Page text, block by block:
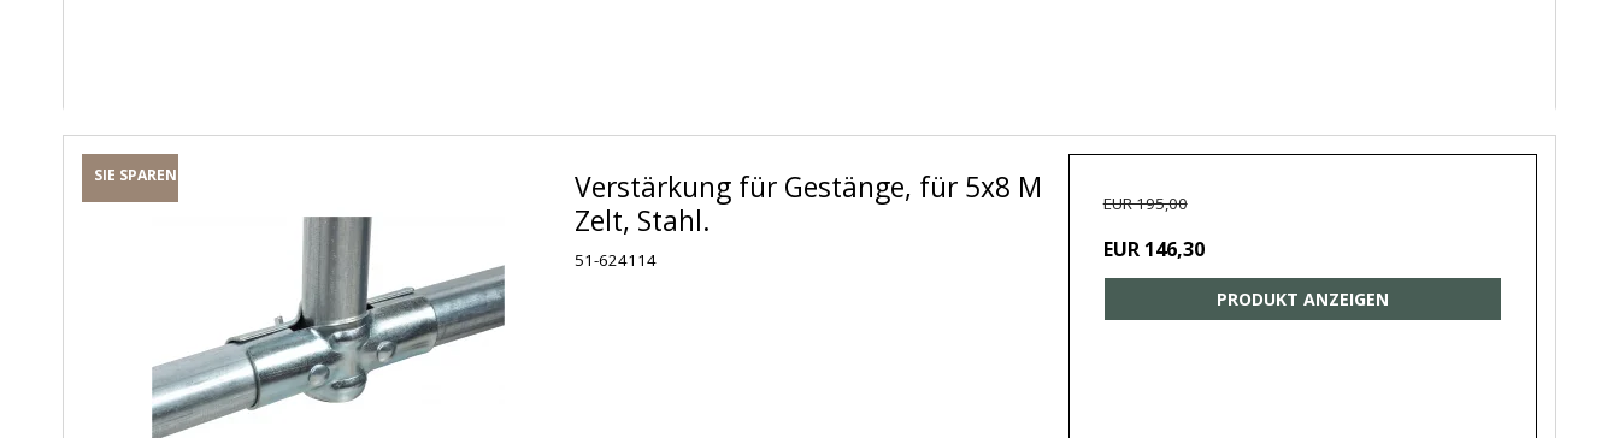
SIE SPAREN
Verstärkung für Gestänge, für 5x8 M
Zelt, Stahl.
51-624114
EUR 195,00
EUR 146,30
PRODUKT ANZEIGEN